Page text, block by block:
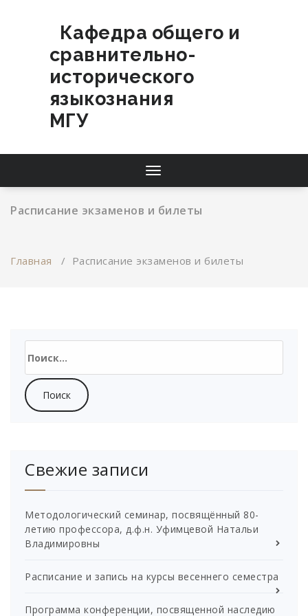
содержимомуКафедра общего и
сравнительно-
исторического
языкознания
МГУ
Переключатель
навигации
Расписание экзаменов и билеты
Главная / Расписание экзаменов и билеты
Свежие записи
Методологический семинар, посвящённый 80-
летию профессора, д.ф.н. Уфимцевой Натальи
Владимировны
Расписание и запись на курсы весеннего семестра
Программа конференции, посвященной наследию